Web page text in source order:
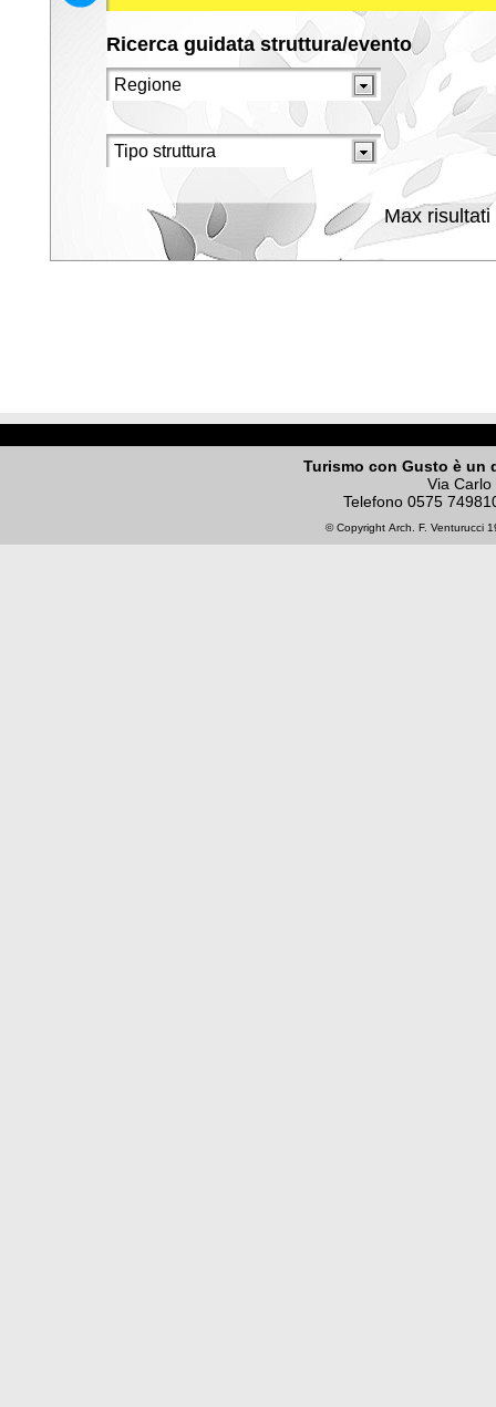
Ricerca guidata struttura/evento
Max risultati
Turismo con Gusto è un
Via
Telefono 0575
© Copyright Arch. F. Venturucci